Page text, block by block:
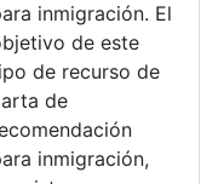
inmigración. El
de este
de recurso de
de
inmigración,